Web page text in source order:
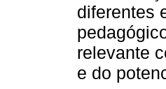
diferentes
relevante
e do